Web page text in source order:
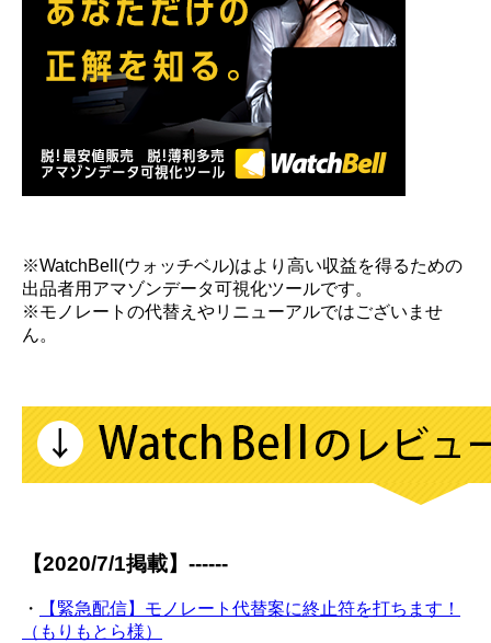
※WatchBell(ウォッチベル)はより高い収益を得るための
出品者用アマゾンデータ可視化ツールです。
※モノレートの代替えやリニューアルではございませ
ん。
【2020/7/1掲載】------
・
【緊急配信】モノレート代替案に終止符を打ちます！
（もりもとら様）